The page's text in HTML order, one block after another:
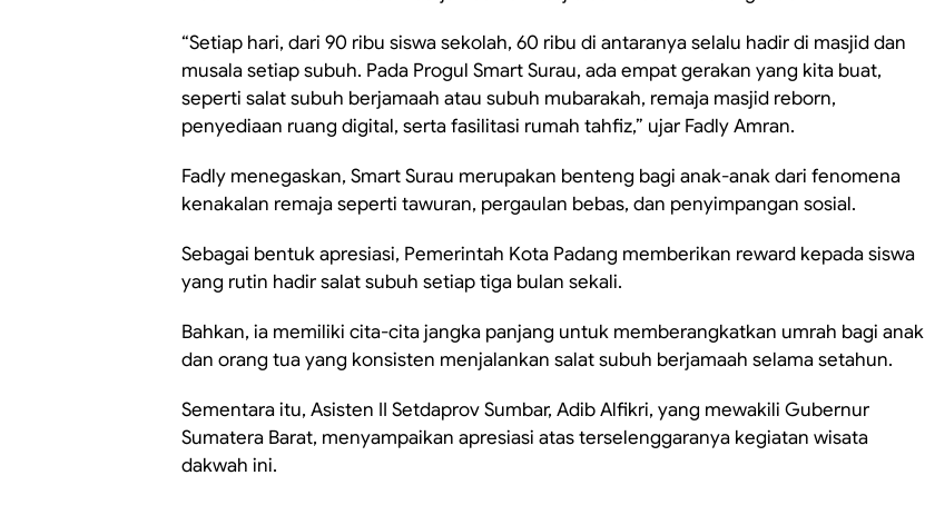
“Setiap hari, dari 90 ribu siswa sekolah, 60 ribu di antaranya selalu hadir di masjid dan
musala setiap subuh. Pada Progul Smart Surau, ada empat gerakan yang kita buat,
seperti salat subuh berjamaah atau subuh mubarakah, remaja masjid reborn,
penyediaan ruang digital, serta fasilitasi rumah tahfiz,” ujar Fadly Amran.
Fadly menegaskan, Smart Surau merupakan benteng bagi anak-anak dari fenomena
kenakalan remaja seperti tawuran, pergaulan bebas, dan penyimpangan sosial.
Sebagai bentuk apresiasi, Pemerintah Kota Padang memberikan reward kepada siswa
yang rutin hadir salat subuh setiap tiga bulan sekali.
Bahkan, ia memiliki cita-cita jangka panjang untuk memberangkatkan umrah bagi anak
dan orang tua yang konsisten menjalankan salat subuh berjamaah selama setahun.
Sementara itu, Asisten II Setdaprov Sumbar, Adib Alfikri, yang mewakili Gubernur
Sumatera Barat, menyampaikan apresiasi atas terselenggaranya kegiatan wisata
dakwah ini.